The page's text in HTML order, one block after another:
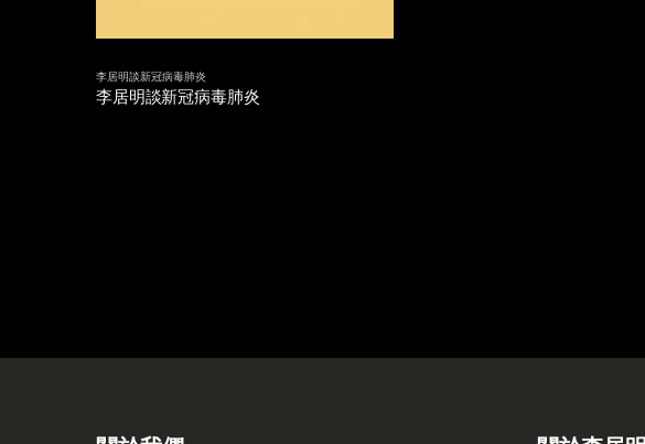
李居明談新冠病毒肺炎
李居明談新冠病毒肺炎